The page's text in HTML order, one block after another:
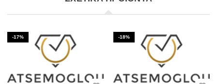
-17% -18%